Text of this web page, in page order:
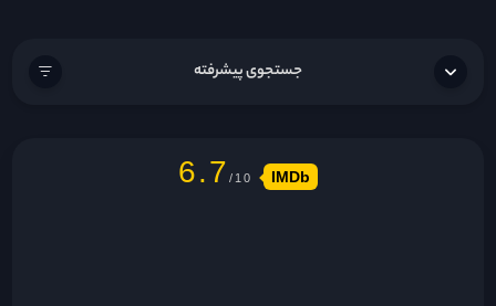
جستجوی پیشرفته
6.7 IMDb